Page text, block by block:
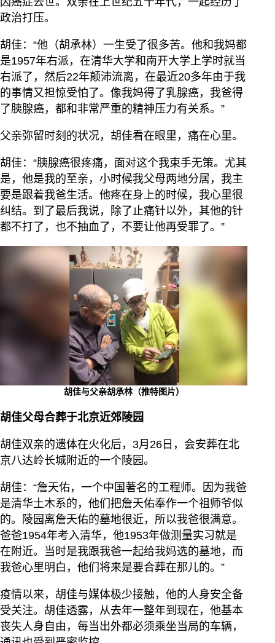
政治打压。
胡佳：“他（胡承林）一生受了很多苦。他和我妈都
是1957年右派，在清华大学和南开大学上学时就当
右派了，然后22年颠沛流离，在最近20多年由于我
的事情又担惊受怕了。像我妈得了乳腺癌，我爸得
了胰腺癌，都和非常严重的精神压力有关系。”
父亲弥留时刻的状况，胡佳看在眼里，痛在心里。
胡佳：“胰腺癌很疼痛，面对这个我束手无策。尤其
是，他是我的至亲，小时候我父母两地分居，我主
要是跟着我爸生活。他疼在身上的时候，我心里很
纠结。到了最后我说，除了止痛针以外，其他的针
都不打了，也不抽血了，不要让他再受罪了。”
胡佳与父亲胡承林（推特图片）
胡佳父母合葬于北京近郊陵园
胡佳双亲的遗体在火化后，3月26日，会安葬在北
京八达岭长城附近的一个陵园。
胡佳：“詹天佑，一个中国著名的工程师。因为我爸
是清华土木系的，他们把詹天佑奉作一个祖师爷似
的。陵园离詹天佑的墓地很近，所以我爸很满意。
爸爸1954年考入清华，他1953年做测量实习就是
在附近。当时是我跟我爸一起给我妈选的墓地，而
我爸心里明白，他们将来是要合葬在那儿的。”
疫情以来，胡佳与媒体极少接触，他的人身安全备
受关注。胡佳透露，从去年一整年到现在，他基本
丧失人身自由，每当出外都必须乘坐当局的车辆，